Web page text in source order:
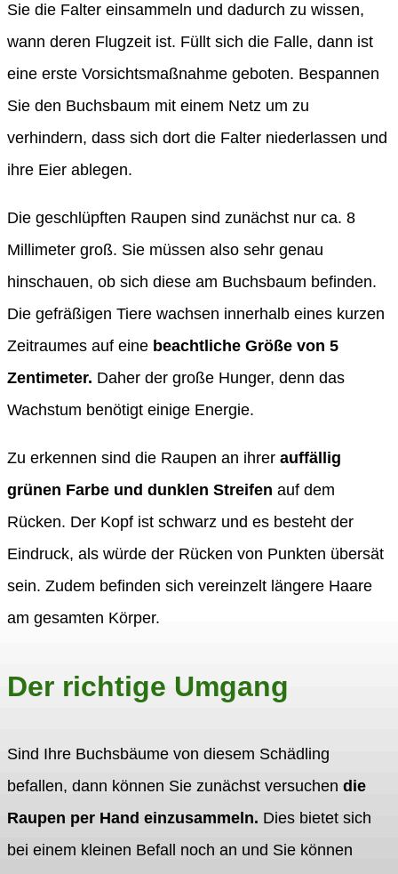
Sie die Falter einsammeln und dadurch zu wissen,
wann deren Flugzeit ist. Füllt sich die Falle, dann ist
eine erste Vorsichtsmaßnahme geboten. Bespannen
Sie den Buchsbaum mit einem Netz um zu
verhindern, dass sich dort die Falter niederlassen und
ihre Eier ablegen.
Die geschlüpften Raupen sind zunächst nur ca. 8
Millimeter groß. Sie müssen also sehr genau
hinschauen, ob sich diese am Buchsbaum befinden.
Die gefräßigen Tiere wachsen innerhalb eines kurzen
Zeitraumes auf eine beachtliche Größe von 5
Zentimeter. Daher der große Hunger, denn das
Wachstum benötigt einige Energie.
Zu erkennen sind die Raupen an ihrer auffällig
grünen Farbe und dunklen Streifen auf dem
Rücken. Der Kopf ist schwarz und es besteht der
Eindruck, als würde der Rücken von Punkten übersät
sein. Zudem befinden sich vereinzelt längere Haare
am gesamten Körper.
Der richtige Umgang
Sind Ihre Buchsbäume von diesem Schädling
befallen, dann können Sie zunächst versuchen die
Raupen per Hand einzusammeln. Dies bietet sich
bei einem kleinen Befall noch an und Sie können